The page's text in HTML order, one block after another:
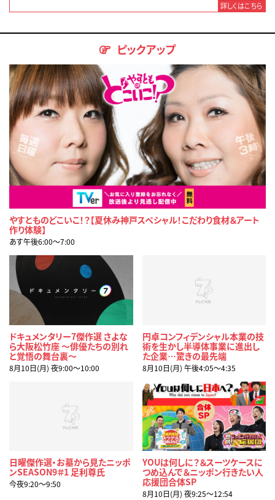
詳しくはこちら
ピックアップ
やすとものどこいこ！？【夏休み神戸スペシャル！こだわり食材＆アート
作り体験】
あす午後6:00〜7:00
ドキュメンタリー7傑作選 さよな
ら大阪松竹座 ～俳優たちの別れ
と覚悟の舞台裏～
8月10日(月) 夜9:00〜10:00
円卓コンフィデンシャル本業の技
術を生かし半導体事業に進出し
た企業…驚きの最先端
8月10日(月) 午後4:05〜4:35
日曜傑作選・お墓から見たニッポ
ンSEASON9＃1 足利尊氏
今夜9:20〜9:50
YOUは何しに？＆スーツケースに
つめ込んで＆ニッポン行きたい人
応援団合体SP
8月10日(月) 夜9:25〜12:54